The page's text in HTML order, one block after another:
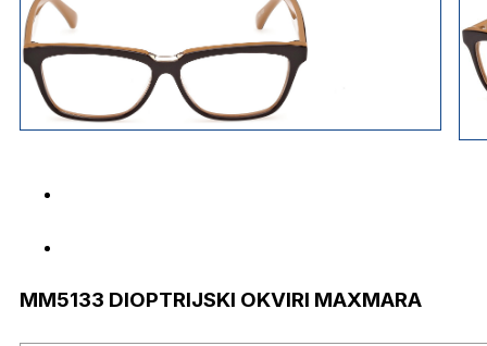
MM5133 DIOPTRIJSKI OKVIRI MAXMARA